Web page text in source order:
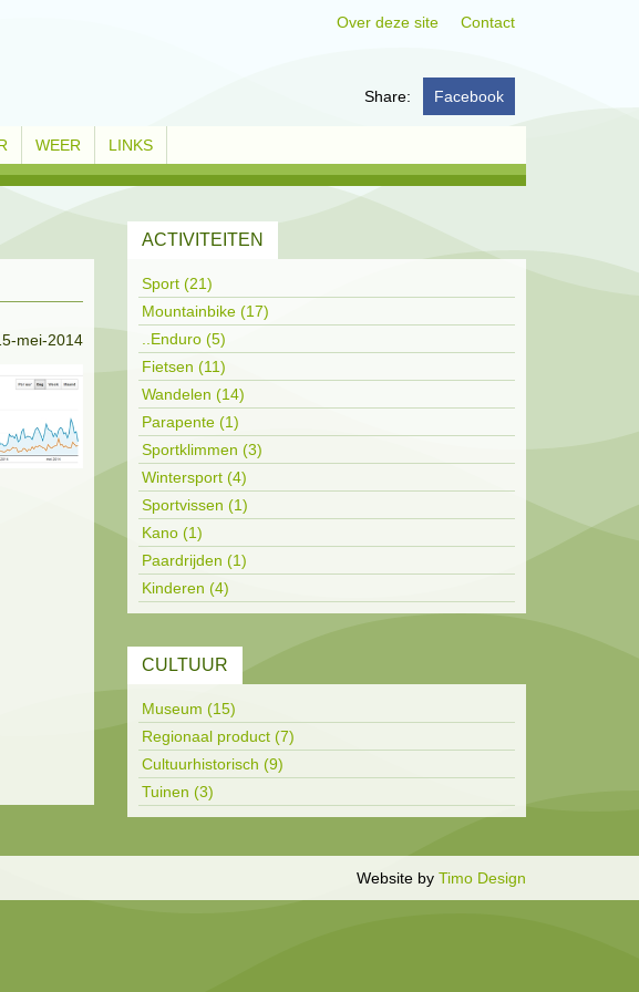
Over deze site Contact
Share: Facebook
WEER LINKS
mei-2014
ACTIVITEITEN
Sport (21)
Mountainbike (17)
..Enduro (5)
Fietsen (11)
Wandelen (14)
Parapente (1)
Sportklimmen (3)
Wintersport (4)
Sportvissen (1)
Kano (1)
Paardrijden (1)
Kinderen (4)
CULTUUR
Museum (15)
Regionaal product (7)
Cultuurhistorisch (9)
Tuinen (3)
Website by Timo Design